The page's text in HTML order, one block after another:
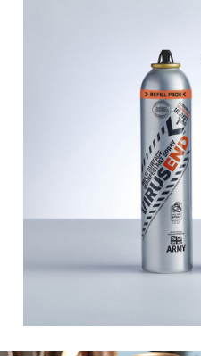
pulvérisateur à
structure et une
déchargé en
Le brief du pack
créer le premier
recharge au
conçu pour